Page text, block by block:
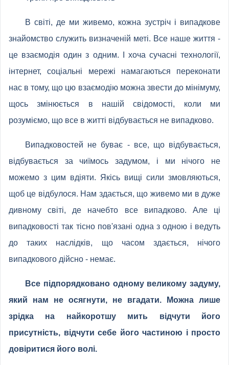
В світі, де ми живемо, кожна зустріч і випадкове
знайомство служить визначеній меті. Все наше життя -
це взаємодія один з одним. І хоча сучасні технології,
інтернет, соціальні мережі намагаються переконати
нас в тому, що цю взаємодію можна звести до мінімуму,
щось змінюється в нашій свідомості, коли ми
розуміємо, що все в житті відбувається не випадково.
Випадковостей не буває - все, що відбувається,
відбувається за чиїмось задумом, і ми нічого не
можемо з цим вдіяти. Якісь вищі сили змовляються,
щоб це відбулося. Нам здається, що живемо ми в дуже
дивному світі, де начебто все випадково. Але ці
випадковості так тісно пов'язані одна з одною і ведуть
до таких наслідків, що часом здається, нічого
випадкового дійсно - немає.
Все підпорядковано одному великому задуму,
який нам не осягнути, не вгадати. Можна лише
зрідка на найкоротшу мить відчути його
присутність, відчути себе його частиною і просто
довіритися його волі.